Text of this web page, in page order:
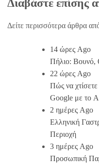
Διαβάστε
Δείτε περισσότερα άρθρα
14 ώρες Ago
Πήλιο: Βουνό,
22 ώρες Ago
Πώς να
Google με το
2 ημέρες Ago
Ελληνική
Περιοχή
3 ημέρες Ago
Προσωπική